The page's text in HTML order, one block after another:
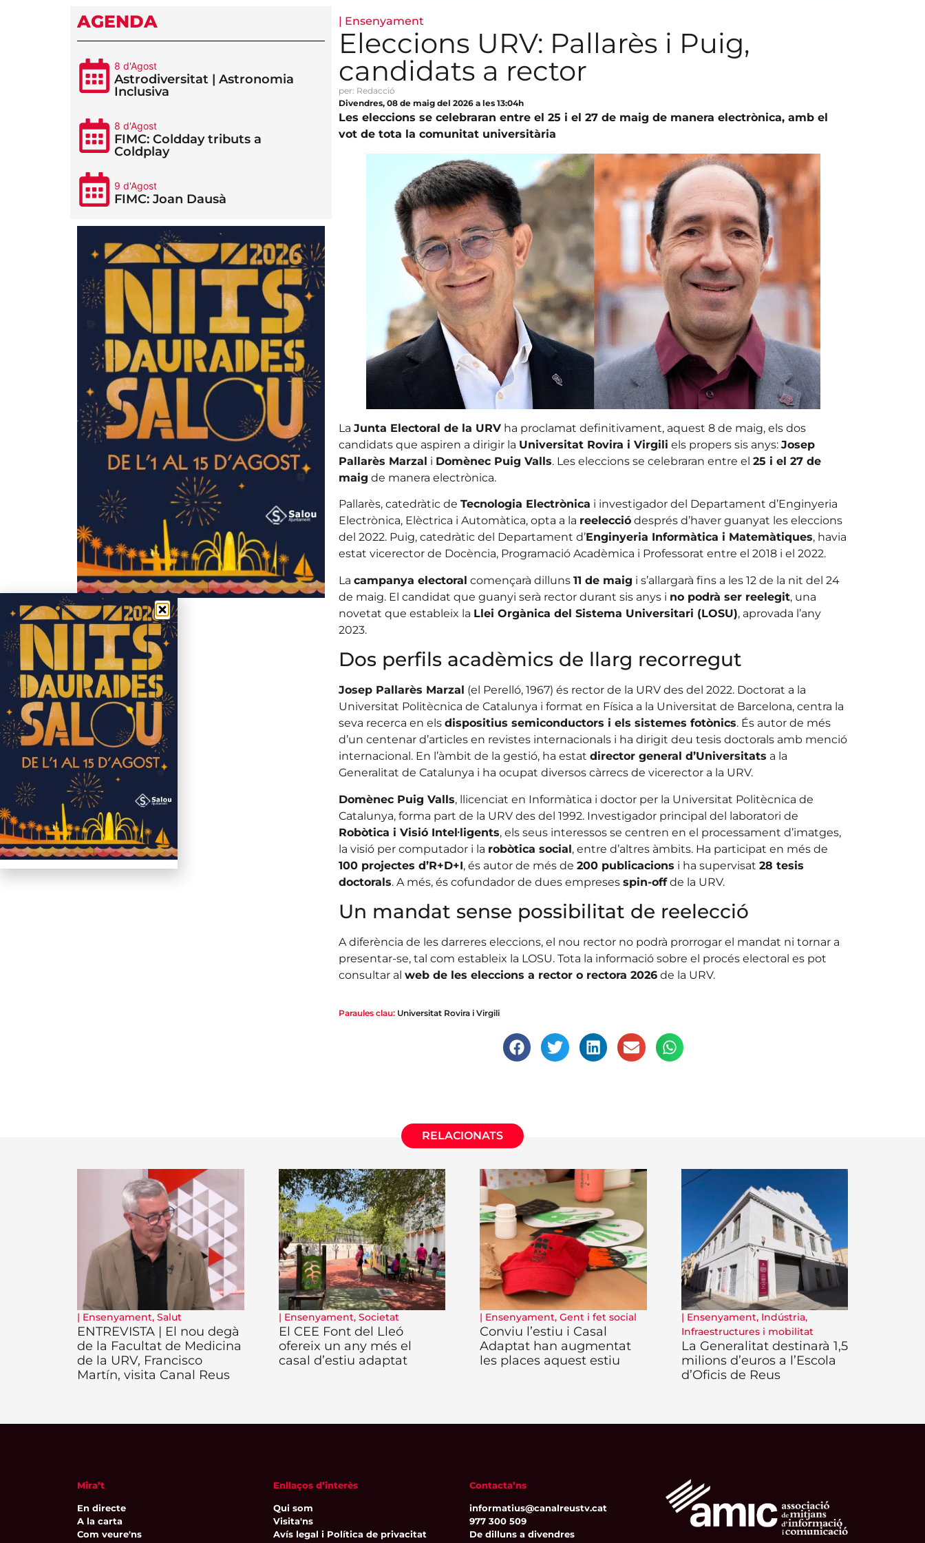
AGENDA
8 d'Agost
Astrodiversitat | Astronomia
Inclusiva
8 d'Agost
FIMC: Coldday tributs a
Coldplay
9 d'Agost
FIMC: Joan Dausà
| Ensenyament
Eleccions URV: Pallarès i Puig,
candidats a rector
per: Redacció
Divendres, 08 de maig del 2026 a les 13:04h
Les eleccions se celebraran entre el 25 i el 27 de maig de manera electrònica, amb el
vot de tota la comunitat universitària
La Junta Electoral de la URVha proclamat definitivament, aquest 8 de maig, els dos
candidats que aspiren a dirigir la Universitat Rovira i Virgili els propers sis anys: Josep
Pallarès Marzal i Domènec Puig Valls. Les eleccions se celebraran entre el 25 i el 27 de
maig de manera electrònica.
Pallarès, catedràtic de Tecnologia Electrònica i investigador del Departament d’Enginyeria
Electrònica, Elèctrica i Automàtica, opta a la reelecciódesprés d’haver guanyat les eleccions
del 2022. Puig, catedràtic del Departament d’Enginyeria Informàtica i Matemàtiques, havia
estat vicerector de Docència, Programació Acadèmica i Professorat entre el 2018 i el 2022.
La campanya electoral començarà dilluns 11 de maig i s’allargarà fins a les 12 de la nit del 24
de maig. El candidat que guanyi serà rector durant sis anys i no podrà ser reelegit, una
novetat que estableix la Llei Orgànica del Sistema Universitari (LOSU), aprovada l’any
2023.
Dos perfils acadèmics de llarg recorregut
Josep Pallarès Marzal (el Perelló, 1967) és rector de la URV des del 2022. Doctorat a la
Universitat Politècnica de Catalunya i format en Física a la Universitat de Barcelona, centra la
seva recerca en els dispositius semiconductors i els sistemes fotònics. És autor de més
d’un centenar d’articles en revistes internacionals i ha dirigit deu tesis doctorals amb menció
internacional. En l’àmbit de la gestió, ha estat director general d’Universitats a la
Generalitat de Catalunya i ha ocupat diversos càrrecs de vicerector a la URV.
Domènec Puig Valls, llicenciat en Informàtica i doctor per la Universitat Politècnica de
Catalunya, forma part de la URV des del 1992. Investigador principal del laboratori de
Robòtica i Visió Intel·ligents, els seus interessos se centren en el processament d’imatges,
la visió per computador i la robòtica social, entre d’altres àmbits. Ha participat en més de
100 projectes d’R+D+I, és autor de més de 200 publicacions i ha supervisat 28 tesis
doctorals. A més, és cofundador de dues empreses spin-offde la URV.
Un mandat sense possibilitat de reelecció
A diferència de les darreres eleccions, el nou rector no podrà prorrogar el mandat ni tornar a
presentar-se, tal com estableix la LOSU. Tota la informació sobre el procés electoral es pot
consultar al web de les eleccions a rector o rectora 2026de la URV.
Paraules clau: Universitat Rovira i Virgili
RELACIONATS
| Ensenyament, Salut
ENTREVISTA | El nou degà
de la Facultat de Medicina
de la URV, Francisco
Martín, visita Canal Reus
| Ensenyament, Societat
El CEE Font del Lleó
ofereix un any més el
casal d’estiu adaptat
| Ensenyament, Gent i fet social
Conviu l’estiu i Casal
Adaptat han augmentat
les places aquest estiu
| Ensenyament, Indústria,
Infraestructures i mobilitat
La Generalitat destinarà 1,5
milions d’euros a l’Escola
d’Oficis de Reus
Mira’t
En directe
A la carta
Com veure'ns
Enllaços d’interès
Qui som
Visita'ns
Avís legal i Política de privacitat
Contacta’ns
informatius@canalreustv.cat
977 300 509
De dilluns a divendres